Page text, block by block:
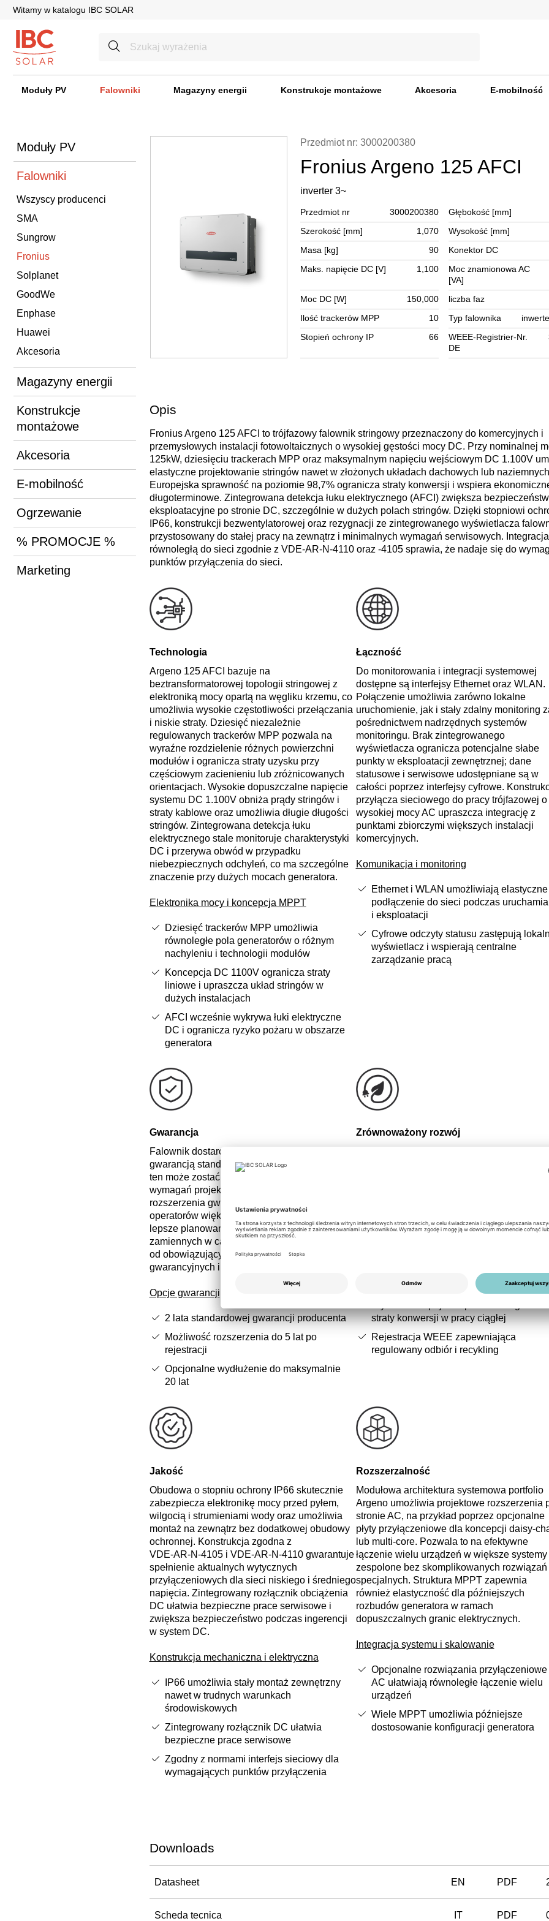
Witamy w katalogu IBC SOLAR
Moduły PV Falowniki Magazyny energii Konstrukcje montażowe Akcesoria E-mobilność
Moduły PV
Falowniki
Wszyscy producenci
SMA
Sungrow
Fronius
Solplanet
GoodWe
Enphase
Huawei
Akcesoria
Magazyny energii
Konstrukcje
montażowe
Akcesoria
E-mobilność
Ogrzewanie
% PROMOCJE %
Marketing
Przedmiot nr: 3000200380
Fronius Argeno 125 AFCI
inverter 3~
Przedmiot nr 3000200380 Głębokość [mm]
Szerokość [mm]
1,070 Wysokość [mm]
Masa [kg]
90 Konektor DC
Maks. napięcie DC [V]
1,100
Moc znamionowa AC
[VA]
Moc DC [W] 150,000 liczba faz
Ilość trackerów MPP
10 Typ falownika
Stopień ochrony IP
66
WEEE-Registrier-Nr.
DE
Opis
Fronius Argeno 125 AFCI to trójfazowy falownik stringowy przeznaczony do komercyjnych i
przemysłowych instalacji fotowoltaicznych o wysokiej gęstości mocy DC. Przy nominalnej
125kW, dziesięciu trackerach MPP oraz maksymalnym napięciu wejściowym DC 1.100V
elastyczne projektowanie stringów nawet w złożonych układach dachowych lub
Europejska sprawność na poziomie 98,7% ogranicza straty konwersji i wspiera
długoterminowe. Zintegrowana detekcja łuku elektrycznego (AFCI) zwiększa
eksploatacyjne po stronie DC, szczególnie w dużych polach stringów. Dzięki stopniowi
IP66, konstrukcji bezwentylatorowej oraz rezygnacji ze zintegrowanego wyświetlacza
przystosowany do stałej pracy na zewnątrz i minimalnych wymagań serwisowych.
równoległą do sieci zgodnie z VDE‑AR‑N‑4110 oraz ‑4105 sprawia, że nadaje się do
punktów przyłączenia do sieci.
Technologia
Argeno 125 AFCI bazuje na
beztransformatorowej topologii stringowej z
elektroniką mocy opartą na węgliku krzemu, co
umożliwia wysokie częstotliwości przełączania
i niskie straty. Dziesięć niezależnie
regulowanych trackerów MPP pozwala na
wyraźne rozdzielenie różnych powierzchni
modułów i ogranicza straty uzysku przy
częściowym zacienieniu lub zróżnicowanych
orientacjach. Wysokie dopuszczalne napięcie
systemu DC 1.100V obniża prądy stringów i
straty kablowe oraz umożliwia długie długości
stringów. Zintegrowana detekcja łuku
elektrycznego stale monitoruje charakterystyki
DC i przerywa obwód w przypadku
niebezpiecznych odchyleń, co ma szczególne
znaczenie przy dużych mocach generatora.
Elektronika mocy i koncepcja MPPT
Dziesięć trackerów MPP umożliwia
równoległe pola generatorów o różnym
nachyleniu i technologii modułów
Koncepcja DC 1100V ogranicza straty
liniowe i upraszcza układ stringów w
dużych instalacjach
AFCI wcześnie wykrywa łuki elektryczne
DC i ogranicza ryzyko pożaru w obszarze
generatora
Łączność
Do monitorowania i integracji systemowej
dostępne są interfejsy Ethernet oraz WLAN.
Połączenie umożliwia zarówno lokalne
uruchomienie, jak i stały zdalny monitoring
pośrednictwem nadrzędnych systemów
monitoringu. Brak zintegrowanego
wyświetlacza ogranicza potencjalne słabe
punkty w eksploatacji zewnętrznej; dane
statusowe i serwisowe udostępniane są w
całości poprzez interfejsy cyfrowe.
przyłącza sieciowego do pracy trójfazowej o
wysokiej mocy AC upraszcza integrację z
punktami zbiorczymi większych instalacji
komercyjnych.
Komunikacja i monitoring
Ethernet i WLAN umożliwiają elastyczne
podłączenie do sieci podczas
i eksploatacji
Cyfrowe odczyty statusu zastępują
wyświetlacz i wspierają centralne
zarządzanie pracą
Gwarancja
Falownik dostarczany jest z dwuletnią
gwarancją standardową. Po rejestracji okres
ten może zostać wydłużony do pięciu lat. Dla
wymagań projektowych dostępna jest opcja
rozszerzenia gwarancji nawet do 20 lat. Dla
operatorów większych instalacji pozwala to na
lepsze planowanie kosztów serwisu i części
zamiennych w całym cyklu życia, w zależności
od obowiązujących krajowych warunków
gwarancyjnych i serwisowych.
Opcje gwarancji
2 lata standardowej gwarancji producenta
Możliwość rozszerzenia do 5 lat po
rejestracji
Opcjonalne wydłużenie do maksymalnie
20 lat
Zrównoważony rozwój
dostaw oraz kontrolowane tworzenie
Wysoka sprawność minimalizuje straty
właściwe włączenie urządzenia do
Zasoby i cykl życia
straty konwersji w pracy ciągłej
Rejestracja WEEE zapewniająca
regulowany odbiór i recykling
Jakość
Obudowa o stopniu ochrony IP66 skutecznie
zabezpiecza elektronikę mocy przed pyłem,
wilgocią i strumieniami wody oraz umożliwia
montaż na zewnątrz bez dodatkowej obudowy
ochronnej. Konstrukcja zgodna z
VDE‑AR‑N‑4105 i VDE‑AR‑N‑4110 gwarantuje
spełnienie aktualnych wytycznych
przyłączeniowych dla sieci niskiego i średniego
napięcia. Zintegrowany rozłącznik obciążenia
DC ułatwia bezpieczne prace serwisowe i
zwiększa bezpieczeństwo podczas ingerencji
w system DC.
Konstrukcja mechaniczna i elektryczna
IP66 umożliwia stały montaż zewnętrzny
nawet w trudnych warunkach
środowiskowych
Zintegrowany rozłącznik DC ułatwia
bezpieczne prace serwisowe
Zgodny z normami interfejs sieciowy dla
wymagających punktów przyłączenia
Rozszerzalność
Modułowa architektura systemowa portfolio
Argeno umożliwia projektowe rozszerzenia
stronie AC, na przykład poprzez opcjonalne
płyty przyłączeniowe dla koncepcji
lub multi‑core. Pozwala to na efektywne
łączenie wielu urządzeń w większe systemy
zespolone bez skomplikowanych rozwiązań
specjalnych. Struktura MPPT zapewnia
również elastyczność dla późniejszych
rozbudów generatora w ramach
dopuszczalnych granic elektrycznych.
Integracja systemu i skalowanie
Opcjonalne rozwiązania przyłączeniowe
AC ułatwiają równoległe łączenie wielu
urządzeń
Wiele MPPT umożliwia późniejsze
dostosowanie konfiguracji generatora
Downloads
Datasheet EN PDF
Scheda tecnica IT PDF